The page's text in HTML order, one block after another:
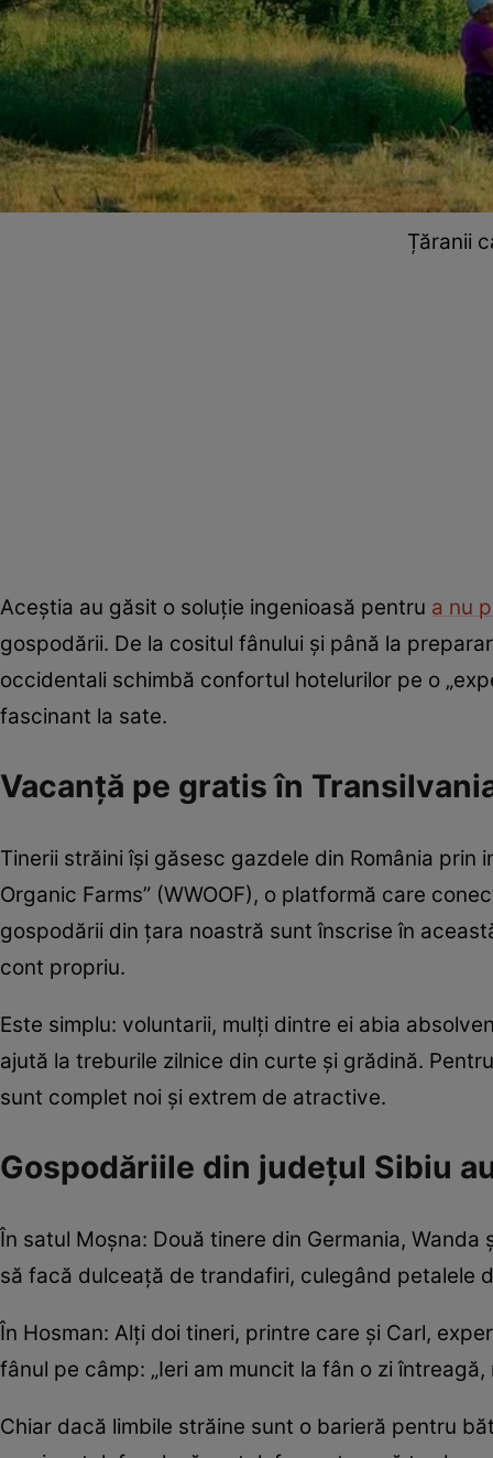
Țăranii
Aceștia au găsit o soluție ingenioasă pentru a nu
gospodării. De la cositul fânului și până la
occidentali schimbă confortul hotelurilor pe o
fascinant la sate.
Vacanță pe gratis în
Tinerii străini își găsesc gazdele din România
Organic Farms” (WWOOF), o platformă care
gospodării din țara noastră sunt înscrise în
cont propriu.
Este simplu: voluntarii, mulți dintre ei abia
ajută la treburile zilnice din curte și grădină.
sunt complet noi și extrem de atractive.
Gospodăriile din județul Sibiu
În satul Moșna: Două tinere din Germania,
să facă dulceață de trandafiri, culegând petalele
În Hosman: Alți doi tineri, printre care și Carl,
fânul pe câmp: „Ieri am muncit la fân o zi
Chiar dacă limbile străine sunt o barieră pentru